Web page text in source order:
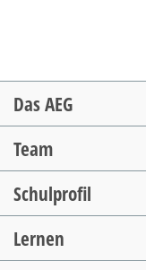
Navigation
überspringen
Das AEG
Team
Schulprofil
Lernen